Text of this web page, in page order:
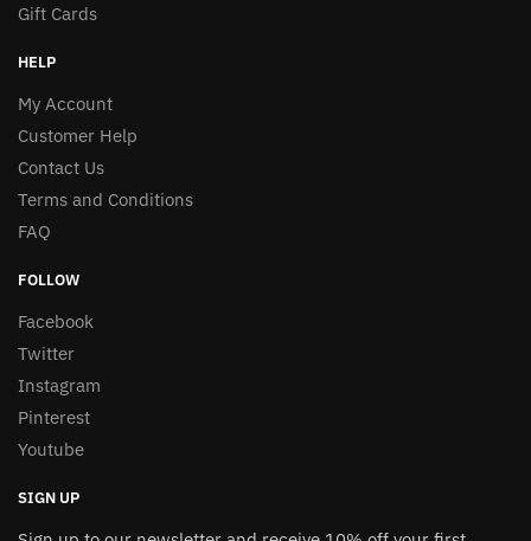
Gift Cards
HELP
My Account
Customer Help
Contact Us
Terms and Conditions
FAQ
FOLLOW
Facebook
Twitter
Instagram
Pinterest
Youtube
SIGN UP